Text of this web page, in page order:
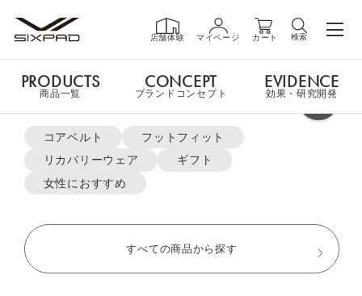
店舗体験 マイページ カート 検索
PRODUCTS商品一覧
GIFT ギフト
よく検索されているキーワード
コアベルト
フットフィット
リカバリーウェア
ギフト
女性におすすめ
すべての商品から探す
PRODUCTS
商品一覧
CONCEPT
ブランドコンセプト
EVIDENCE
効果・研究開発
申し訳ございません。